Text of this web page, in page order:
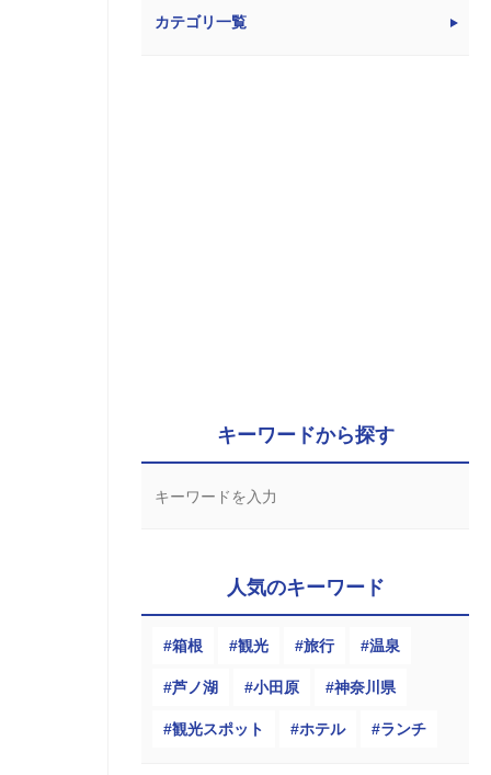
カテゴリ一覧
キーワードから探す
人気のキーワード
箱根 観光 旅行 温泉
芦ノ湖 小田原 神奈川県
観光スポット ホテル ランチ